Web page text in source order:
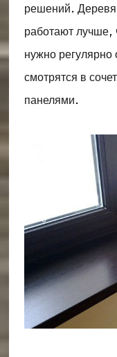
решений.
работают
нужно
смотрятся в
панелями.